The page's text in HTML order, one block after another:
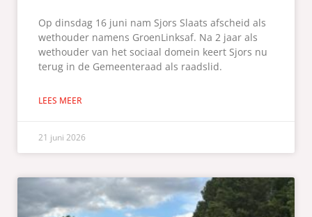
Op dinsdag 16 juni nam Sjors Slaats afscheid als
wethouder namens GroenLinksaf. Na 2 jaar als
wethouder van het sociaal domein keert Sjors nu
terug in de Gemeenteraad als raadslid.
LEES MEER
21 juni 2026